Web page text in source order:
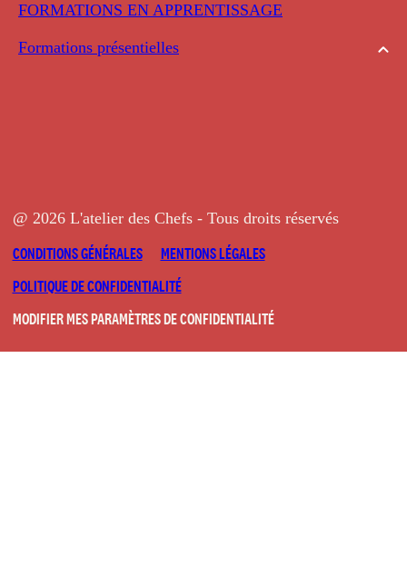
FORMATIONS EN APPRENTISSAGE
Formations présentielles
@ 2026 L'atelier des Chefs - Tous droits réservés
CONDITIONS GÉNÉRALES
MENTIONS LÉGALES
POLITIQUE DE CONFIDENTIALITÉ
MODIFIER MES PARAMÈTRES DE CONFIDENTIALITÉ